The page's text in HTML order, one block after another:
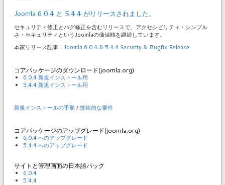
Joomla 6.0.4 と 5.4.4 がリリースされました。
セキュリティ修正とバグ修正を含むリリースで、アクセシビリティ・シンプル
さ・セキュリティというJoomlaの価値観を継続しています。
本家リリース記事： Joomla 6.0.4 & 5.4.4 Security & Bugfix Release
コアパッケージのダウンロード(joomla.org)
6.0.4 新規インストール用
5.4.4 新規インストール用
新規インストールの手順/技術的な要件
コアパッケージのアップグレード(joomla.org)
6.0.4 へのアップグレード
5.4.4 へのアップグレード
サイトと管理画面の日本語パック
6.0.4
5.4.4